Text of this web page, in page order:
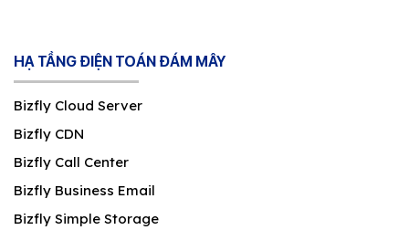
HẠ TẦNG ĐIỆN TOÁN ĐÁM MÂY
Bizfly Cloud Server
Bizfly CDN
Bizfly Call Center
Bizfly Business Email
Bizfly Simple Storage